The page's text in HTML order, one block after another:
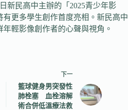
新民高中主辦的「2025青少年影
更多學生創作首度亮相。新民高中
輕影像創作者的心聲與視角。
下一
籃球健身男突發性
肺栓塞 血栓溶解
術合併低溫療法救